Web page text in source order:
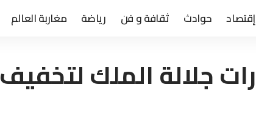
إقتصاد حوادث ثقافة و فن رياضة مغاربة العالم
جلالة الملك لتخفيف